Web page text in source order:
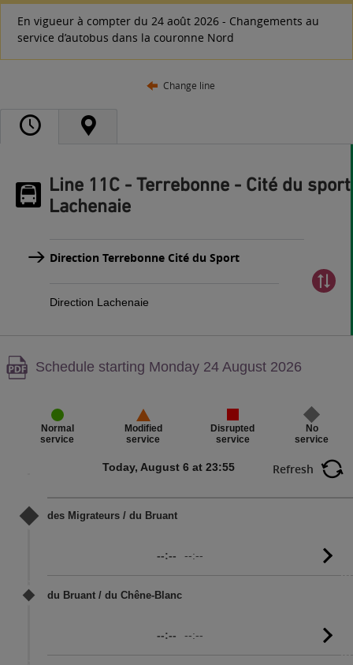
En vigueur à compter du 24 août 2026 - Changements au
service d’autobus dans la couronne Nord
Change line
Line 11C - Terrebonne - Cité du
Lachenaie
Direction Terrebonne Cité du Sport
Direction Lachenaie
Warning,
Schedule starting Monday 24 August 2026
Normal
service
Modified
service
Disrupted
service
No
service
Today, August 6 at 23:55 Refresh
des Migrateurs / du Bruant
to
--:-- --:--
du Bruant / du Chêne-Blanc
to
--:-- --:--